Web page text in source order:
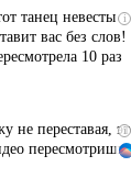
не переставая, это
из Омска: вы